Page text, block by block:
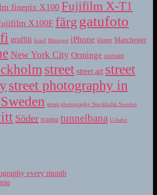
finepix X100 Fujifilm X-T1
X100F färg gatufoto
graffiti hund Hötorget iPhone klotter Manchester
New York City Orminge porträtt
street street art street
street photography in
street photography Stockholm Sweden
Söder trappa tunnelbana U-bahn
every month